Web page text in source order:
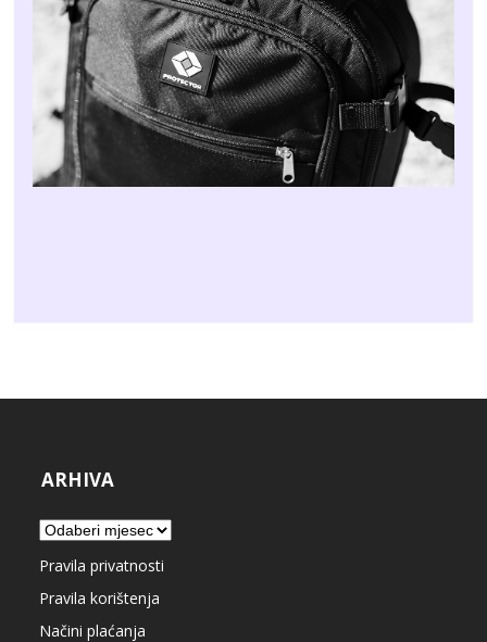
ARHIVA
Arhiva
Pravila privatnosti
Pravila korištenja
Načini plaćanja